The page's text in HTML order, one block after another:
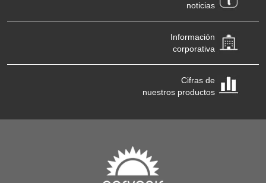
noticias
Información
corporativa
Cifras de
nuestros productos